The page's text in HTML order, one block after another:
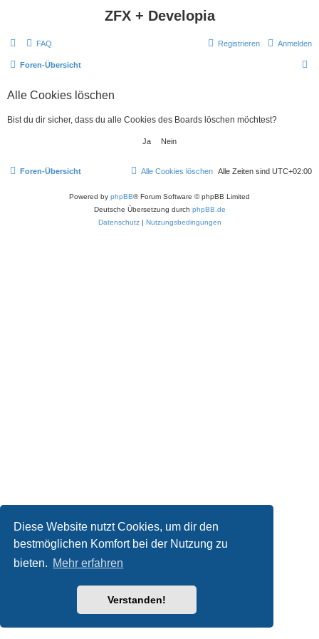
Diese Website nutzt Cookies, um dir den
bestmöglichen Komfort bei der Nutzung zu
bieten. Mehr erfahren
Verstanden!
ZFX + Developia
FAQ Anmelden
Registrieren
Foren-Übersicht
Alle Cookies löschen
Bist du dir sicher, dass du alle Cookies des Boards löschen möchtest?
Foren-Übersicht Alle Zeiten sind UTC+02:00
Alle Cookies löschen
Powered by phpBB® Forum Software © phpBB Limited
Deutsche Übersetzung durch phpBB.de
Datenschutz| Nutzungsbedingungen